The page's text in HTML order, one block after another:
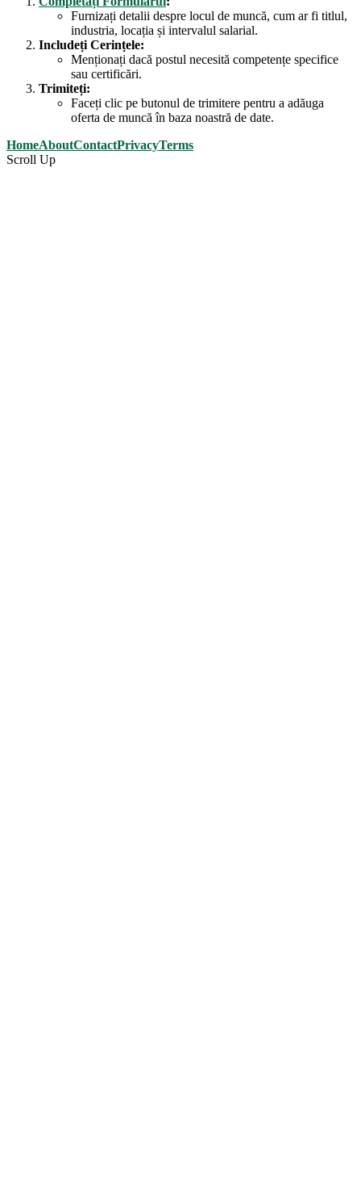
Furnizați detalii despre locul de muncă, cum ar fi titlul,
industria, locația și intervalul salarial.
Includeți Cerințele:
Menționați dacă postul necesită competențe specifice
sau certificări.
Trimiteți:
Faceți clic pe butonul de trimitere pentru a adăuga
oferta de muncă în baza noastră de date.
HomeAboutContactPrivacyTerms
Scroll Up